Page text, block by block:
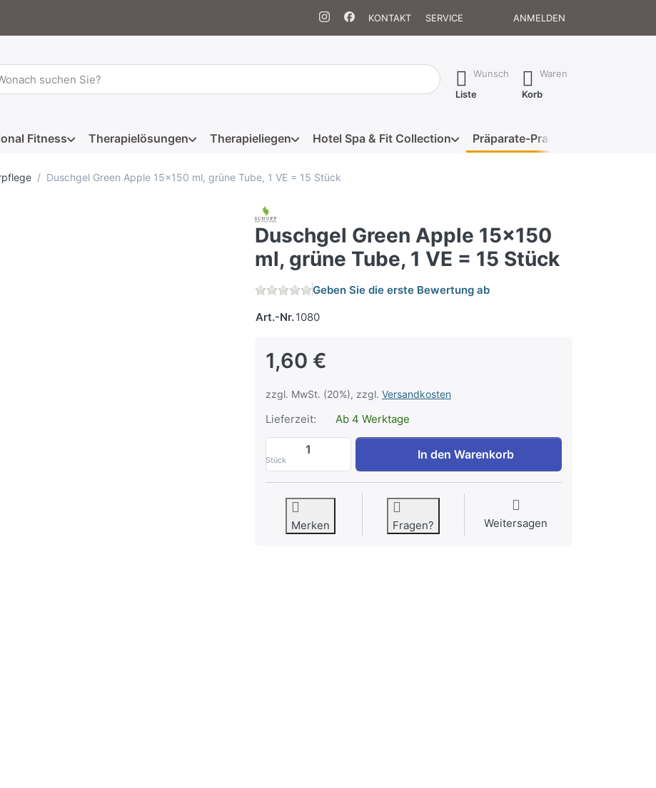
KONTAKT SERVICE ANMELDEN
Sie einen Suchbegriff ein. Während Sie tippen, erscheinen automatisch erste Ergebnisse. Drücken Sie die Eingabetaste, um alle
Wunsch
Liste
Waren
Korb
Fitness Therapielösungen Therapieliegen Hotel Spa & Fit Collection Präparate-Praxis
Duschgel Green Apple 15x150 ml, grüne Tube, 1 VE = 15 Stück
Duschgel Green Apple 15x150
ml, grüne Tube, 1 VE = 15 Stück
Geben Sie die erste Bewertung ab
Art.-Nr.1080
1,60 €
zzgl. MwSt. (20%), zzgl. Versandkosten
Lieferzeit: Ab 4 Werktage
Stück
Duschgel Green Apple 15x150 ml, grüne Tube, 1 VE = 15
In den Warenkorb
Merken Fragen? Weitersagen